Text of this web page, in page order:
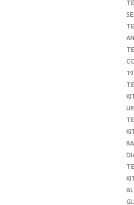
19